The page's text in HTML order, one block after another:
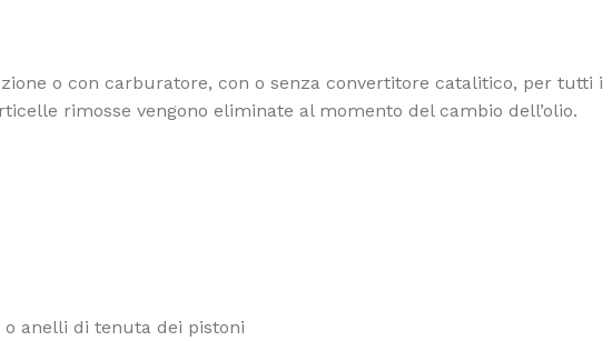
o con carburatore, con o senza convertitore catalitico, per tutti i
rimosse vengono eliminate al momento del cambio dell’olio.
olio, permette di:
anelli di tenuta dei pistoni